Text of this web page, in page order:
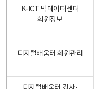
K-ICT 빅데이터센터
회원정보
디지털배움터 회원관리